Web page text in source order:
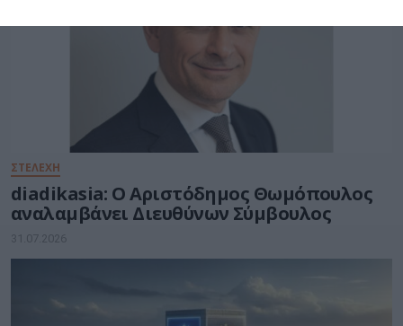
ΣΤΕΛΕΧΗ
diadikasia: Ο Αριστόδημος Θωμόπουλος
αναλαμβάνει Διευθύνων Σύμβουλος
31.07.2026